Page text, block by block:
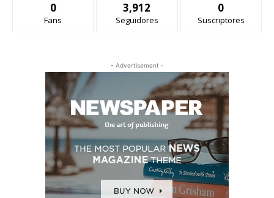
0
Fans
3,912
Seguidores
0
Suscriptores
- Advertisement -